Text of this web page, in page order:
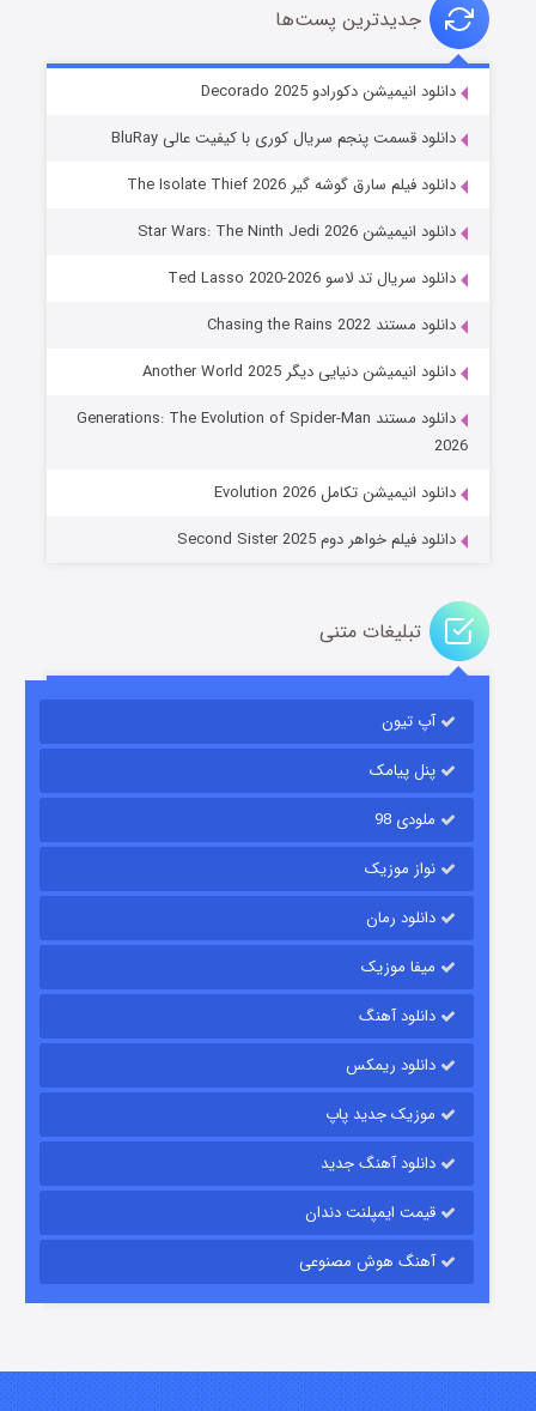
خاندان اژدها فصل ۳
جادوگری در مغولستان
قسمت۱۴ (زیرنویس) منتشر شد
باب اسفنجی فصل ۱۷
قسمت۶ (زیرنویس) منتشر شد
قسمت۱۵ (دوبله) منتشر شد
جدیدترین پست‌ها
دانلود انیمیشن دکورادو Decorado 2025
دانلود قسمت پنجم سریال کوری با کیفیت عالی BluRay
دانلود فیلم سارق گوشه گیر The Isolate Thief 2026
دانلود انیمیشن Star Wars: The Ninth Jedi 2026
دانلود سریال تد لاسو Ted Lasso 2020-2026
دانلود مستند Chasing the Rains 2022
دانلود انیمیشن دنیایی دیگر Another World 2025
دانلود مستند Generations: The Evolution of Spider-Man
2026
دانلود انیمیشن تکامل Evolution 2026
دانلود فیلم خواهر دوم Second Sister 2025
تبلیغات متنی
آپ تیون
پنل پیامک
ملودی 98
نواز موزیک
دانلود رمان
میفا موزیک
دانلود آهنگ
دانلود ریمکس
موزیک جدید پاپ
دانلود آهنگ جدید
قیمت ایمپلنت دندان
آهنگ هوش مصنوعی